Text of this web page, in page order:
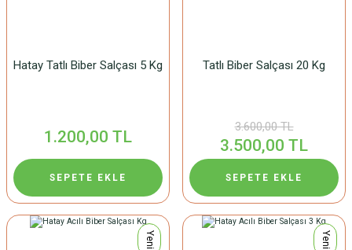
Hatay Tatlı Biber Salçası 5 Kg
1.200,00 TL
SEPETE EKLE
Tatlı Biber Salçası 20 Kg
3.600,00 TL
3.500,00 TL
SEPETE EKLE
Yeni Yeni